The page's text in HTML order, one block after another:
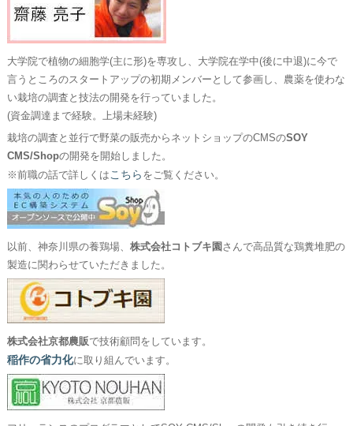
大学院で植物の細胞学(主に形)を専攻し、大学院在学中(後に中退)に今で
言うところのスタートアップの初期メンバーとして参画し、農薬を使わな
い栽培の調査と技法の開発を行っていました。
(資金調達まで経験。上場未経験)
栽培の調査と並行で野菜の販売からネットショップのCMSのSOY
CMS/Shopの開発を開始しました。
※前職の話で詳しくはこちら をご覧ください。
以前、神奈川県の養鶏場、 株式会社コトブキ園 さんで高品質な鶏糞堆肥の
製造に関わらせていただきました。
株式会社京都農販で技術顧問をしています。
稲作の省力化に取り組んでいます。